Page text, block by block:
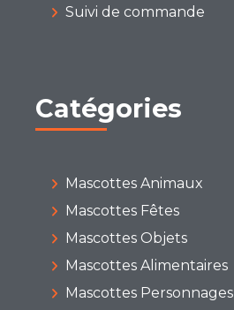
Suivi de commande
Catégories
Mascottes Animaux
Mascottes Fêtes
Mascottes Objets
Mascottes Alimentaires
Mascottes Personnages